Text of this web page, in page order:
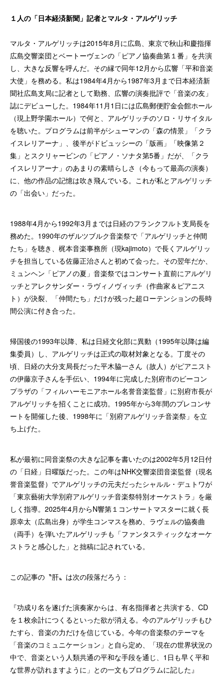
１人の「日本経済新聞」記者とマルタ・アルゲリッチ
マルタ・アルゲリッチは2015年8月に広島、東京で秋山和慶指揮
広島交響楽団とベートーヴェンの「ピアノ協奏曲第１番」を共演
し、大きな反響を呼んだ。その縁で同年12月から広響「平和音楽
大使」を務める。私は1984年4月から1987年3月まで日本経済新
聞社広島支局に記者として勤務、広響の演奏批評で「音楽の友」
誌にデビューした。1984年11月1日には広島郵便貯金会館ホール
（現上野学園ホール）で何と、アルゲリッチのソロ・リサイタル
を聴いた。プログラムは前半がシューマンの「森の情景」「クラ
イスレリアーナ」、後半がドビュッシーの「版画」「映像第２
集」とスクリャービンの「ピアノ・ソナタ第5番」だが、「クラ
イスレリアーナ」のあまりの素晴らしさ（今もって最高の演奏）
に、他の作品の記憶は吹き飛んでいる。これが私とアルゲリッチ
の「出会い」だった。
1988年4月から1992年3月までは日経のフランクフルト支局長を
務めた。1990年のザルツブルク音楽祭で「アルゲリッチと仲間
たち」を聴き、梶本音楽事務所（現kajimoto）で長くアルゲリッ
チを担当している佐藤正治さんと初めて会った。その翌年だか、
ミュンヘン「ピアノの夏」音楽祭ではコンサート直前にアルゲリ
ッチとアレクサンダー・ラヴィノヴィッチ（作曲家＆ピアニス
ト）が決裂、「仲間たち」だけが残った超ローテンションの長時
間公演に付き合った。
帰国後の1993年以降、私は日経文化部に異動（1995年以降は編
集委員）し、アルゲリッチは正式の取材対象となる。丁度その
頃、日経の大分支局長だった平木脇一さん（故人）がピアニスト
の伊藤京子さんを手伝い、1994年に完成した別府市のビーコン
プラザの「フィルハーモニアホール名誉音楽監督」に別府市長が
アルゲリッチを招くことに成功。1995年から3年間のプレコンサ
ートを開催した後、1998年に「別府アルゲリッチ音楽祭」を立
ち上げた。
私が最初に同音楽祭の大きな記事を書いたのは2002年5月12日付
の「日経」日曜版だった。この年はNHK交響楽団音楽監督（現名
誉音楽監督）でアルゲリッチの元夫だったシャルル・デュトワが
「東京藝術大学別府アルゲリッチ音楽祭特別オーケストラ」を厳
しく指導。2025年4月からN響第１コンサートマスターに就く長
原幸太（広島出身）が学生コンマスを務め、ラヴェルの協奏曲
（両手）を弾いたアルゲリッチも「ファンタスティックなオーケ
ストラと感心した」と拙稿に記されている。
この記事の〝肝〟は次の段落だろう：
『功成り名を遂げた演奏家からは、有名指揮者と共演する、CD
を１枚余計につくるといった欲が消える。今のアルゲリッチもひ
たすら、音楽の力だけを信じている。今年の音楽祭のテーマを
「音楽のコミュニケーション」と自ら定め、「現在の世界状況の
中で、音楽という人類共通の平和な手段を通じ、1日も早く平和
な世界が訪れますように」との一文もプログラムに記した』